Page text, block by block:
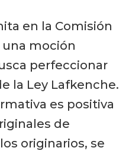
en la Comisión
una moción
perfeccionar
la Ley Lafkenche.
es positiva
de
originarios, se